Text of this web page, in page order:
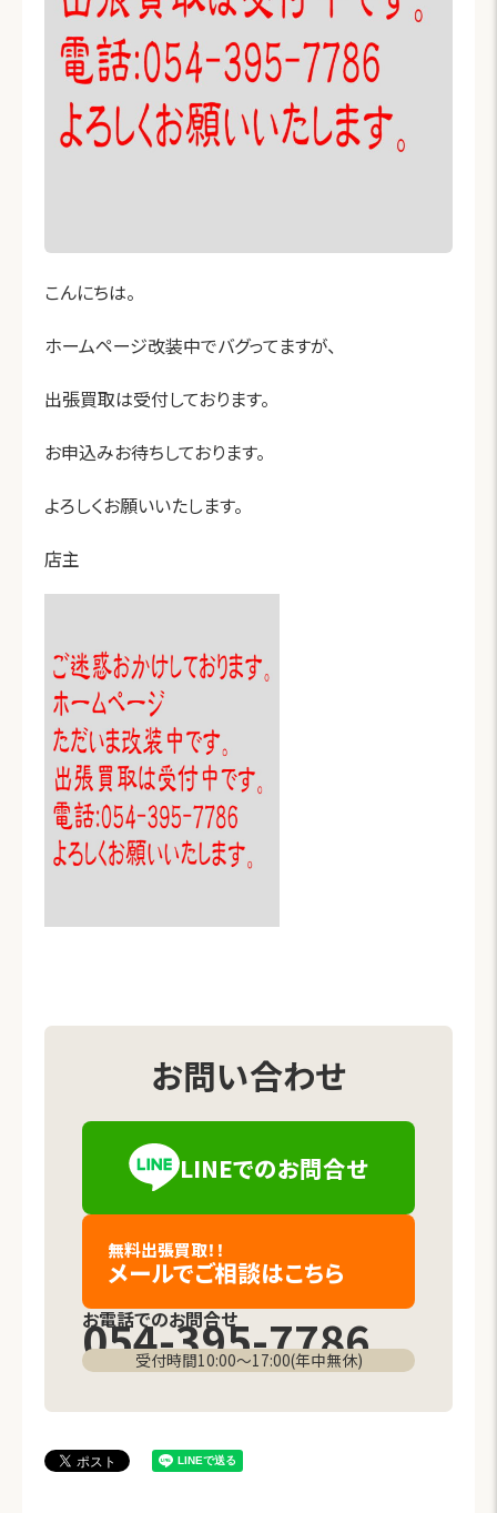
こんにちは。
ホームページ改装中でバグってますが、
出張買取は受付しております。
お申込みお待ちしております。
よろしくお願いいたします。
店主
お問い合わせ
LINEでのお問合せ
（新しいタブで開きます）
無料出張買取！！
メールでご相談はこちら
お電話でのお問合せ
054-395-7786
受付時間10:00〜17:00(年中無休)